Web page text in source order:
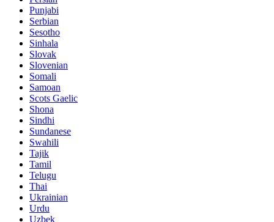
Punjabi
Serbian
Sesotho
Sinhala
Slovak
Slovenian
Somali
Samoan
Scots Gaelic
Shona
Sindhi
Sundanese
Swahili
Tajik
Tamil
Telugu
Thai
Ukrainian
Urdu
Uzbek